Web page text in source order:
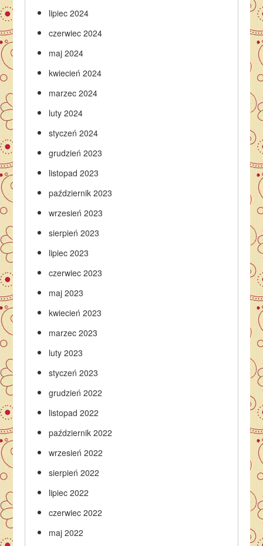
lipiec 2024
czerwiec 2024
maj 2024
kwiecień 2024
marzec 2024
luty 2024
styczeń 2024
grudzień 2023
listopad 2023
październik 2023
wrzesień 2023
sierpień 2023
lipiec 2023
czerwiec 2023
maj 2023
kwiecień 2023
marzec 2023
luty 2023
styczeń 2023
grudzień 2022
listopad 2022
październik 2022
wrzesień 2022
sierpień 2022
lipiec 2022
czerwiec 2022
maj 2022